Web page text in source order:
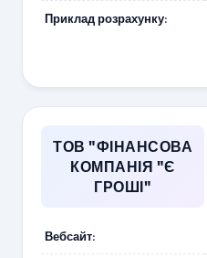
Приклад розрахунку:
ТОВ "ФІНАНСОВА
КОМПАНІЯ "Є
ГРОШІ"
Вебсайт: